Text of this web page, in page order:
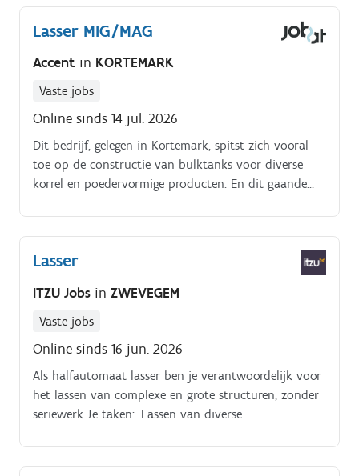
Lasser MIG/MAG
Accent in KORTEMARK
Vaste jobs
Online sinds 14 jul. 2026
Dit bedrijf, gelegen in Kortemark, spitst zich vooral
toe op de constructie van bulktanks voor diverse
korrel en poedervormige producten. En dit gaande
Lasser
ITZU Jobs in ZWEVEGEM
Vaste jobs
Online sinds 16 jun. 2026
Als halfautomaat lasser ben je verantwoordelijk voor
het lassen van complexe en grote structuren, zonder
seriewerk Je taken:. Lassen van diverse
Montage van mechanische onderdelen.